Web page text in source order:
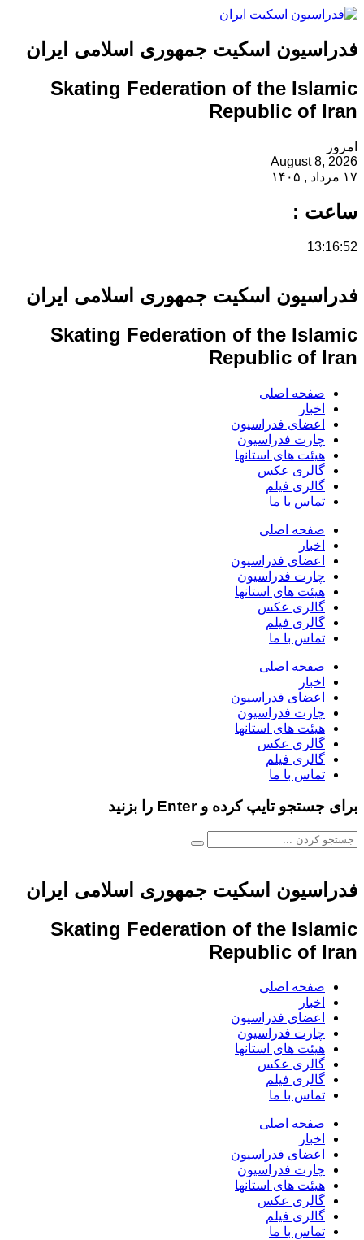
فدراسیون اسکیت جمهوری اسلامی ایران
Skating Federation of the Islamic
Republic of Iran
امروز
August 8, 2026
۱۷ مرداد , ۱۴۰۵
ساعت :
13:16:52
فدراسیون اسکیت جمهوری اسلامی ایران
Skating Federation of the Islamic
Republic of Iran
صفحه اصلی
اخبار
اعضای فدراسیون
چارت فدراسیون
هیئت های استانها
گالری عکس
گالری فیلم
تماس با ما
صفحه اصلی
اخبار
اعضای فدراسیون
چارت فدراسیون
هیئت های استانها
گالری عکس
گالری فیلم
تماس با ما
صفحه اصلی
اخبار
اعضای فدراسیون
چارت فدراسیون
هیئت های استانها
گالری عکس
گالری فیلم
تماس با ما
برای جستجو تایپ کرده و Enter را بزنید
فدراسیون اسکیت جمهوری اسلامی ایران
Skating Federation of the Islamic
Republic of Iran
صفحه اصلی
اخبار
اعضای فدراسیون
چارت فدراسیون
هیئت های استانها
گالری عکس
گالری فیلم
تماس با ما
صفحه اصلی
اخبار
اعضای فدراسیون
چارت فدراسیون
هیئت های استانها
گالری عکس
گالری فیلم
تماس با ما